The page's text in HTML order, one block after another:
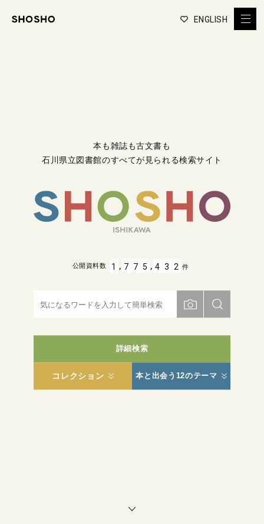
ENGLISH
本も雑誌も古文書も
石川県立図書館のすべてが見られる検索サイト
詳細検索
コレクション 本と出会う12のテーマ
公開資料数 1 , 7 7 5 , 4 3 2 件